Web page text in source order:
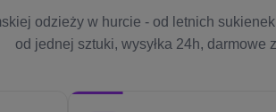
odzieży w hurcie - od letnich
od jednej sztuki, wysyłka 24h, darmowe